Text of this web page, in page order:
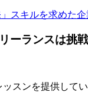
スキルを求めた
ーランスは挑
スンを提供して